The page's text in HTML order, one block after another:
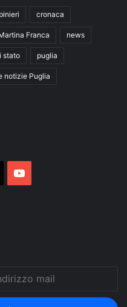
cronaca
Franca news
stato puglia
notizie Puglia